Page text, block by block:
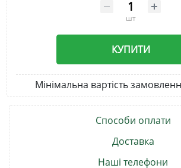
шт
КУПИТИ
Мінімальна вартість
Способи оплати
Доставка
Наші телефони